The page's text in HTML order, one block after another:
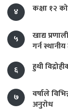
४
कक्षा १२
५
खाद्य
गर्न
६
हुथी
७
वर्षाले
अनुरोध